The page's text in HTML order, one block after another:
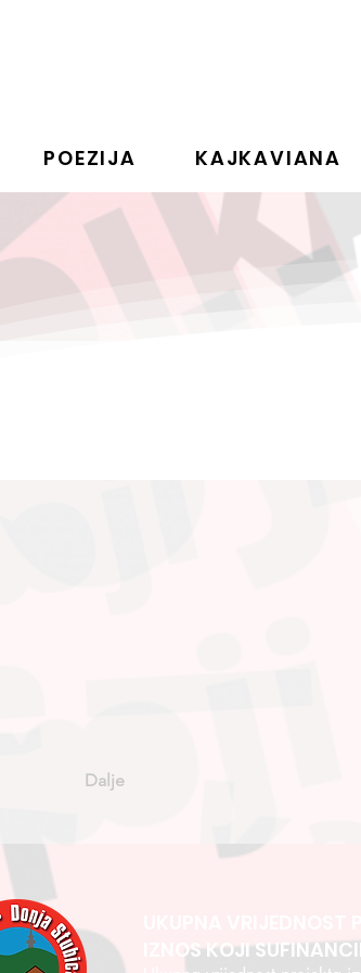
POEZIJA KAJKAVIANA
Dalje
IZNOS KOJI